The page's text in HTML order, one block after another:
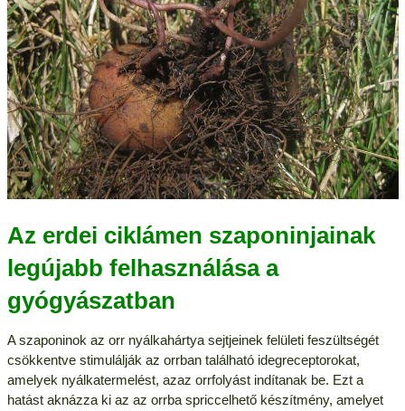
Az erdei ciklámen szaponinjainak
legújabb felhasználása a
gyógyászatban
A szaponinok az orr nyálkahártya sejtjeinek felületi feszültségét
csökkentve stimulálják az orrban található idegreceptorokat,
amelyek nyálkatermelést, azaz orrfolyást indítanak be. Ezt a
hatást aknázza ki az az orrba spriccelhető készítmény, amelyet